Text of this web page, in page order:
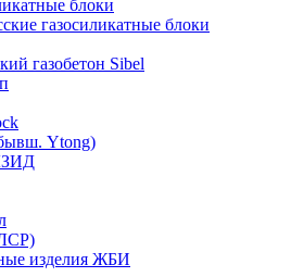
блоки
газосиликатные блоки
газобетон Sibel
Ytong)
изделия ЖБИ